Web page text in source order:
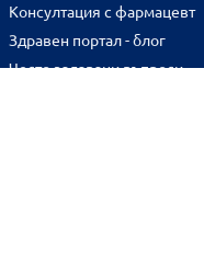
Консултация с фармацевт
Здравен портал - блог
Често задавани въпроси